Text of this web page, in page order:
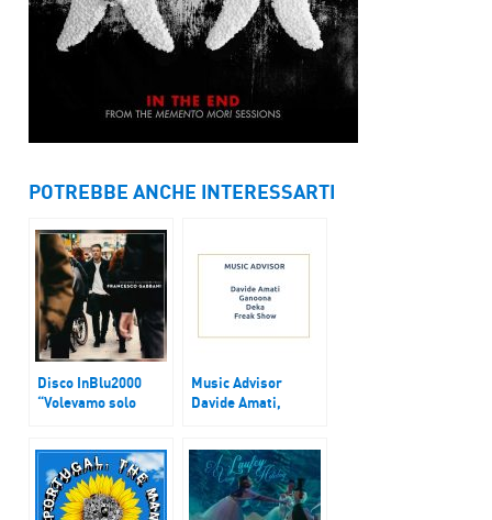
POTREBBE ANCHE INTERESSARTI
Disco InBlu2000
“Volevamo solo
Music Advisor
Davide Amati,